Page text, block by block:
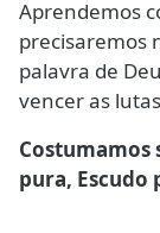
Aprendemos
precisaremos
palavra de
vencer as
Costumamos
pura, Escudo